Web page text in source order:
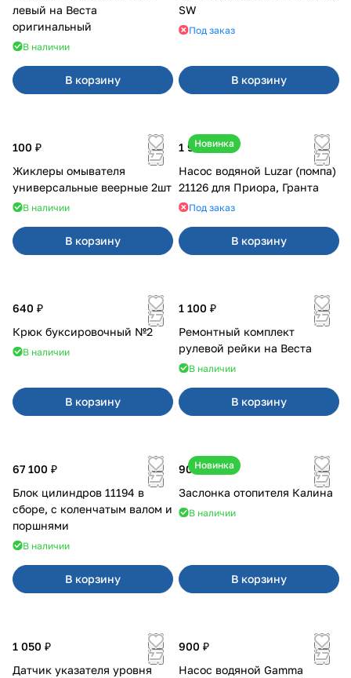
левый на Веста
оригинальный
В наличии
В корзину
SW
Под заказ
В корзину
100 ₽
Жиклеры омывателя
универсальные веерные 2шт
В наличии
В корзину
Новинка
1 990 ₽
Насос водяной Luzar (помпа)
21126 для Приора, Гранта
Под заказ
В корзину
640 ₽
Крюк буксировочный №2
В наличии
В корзину
1 100 ₽
Ремонтный комплект
рулевой рейки на Веста
В наличии
В корзину
67 100 ₽
Блок цилиндров 11194 в
сборе, с коленчатым валом и
поршнями
В наличии
В корзину
Новинка
900 ₽
Заслонка отопителя Калина
В наличии
В корзину
1 050 ₽
Датчик указателя уровня
900 ₽
Насос водяной Gamma